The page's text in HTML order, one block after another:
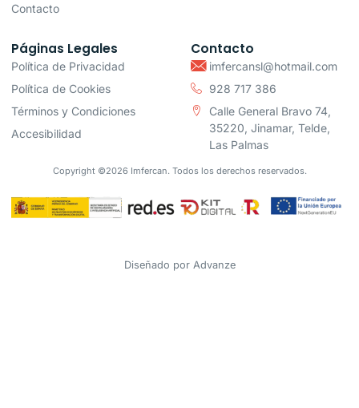
Contacto
Páginas Legales
Política de Privacidad
Política de Cookies
Términos y Condiciones
Accesibilidad
Contacto
imfercansl@hotmail.com
928 717 386
Calle General Bravo 74,
35220, Jinamar, Telde,
Las Palmas
Copyright ©2026 Imfercan. Todos los derechos reservados.
Diseñado por Advanze